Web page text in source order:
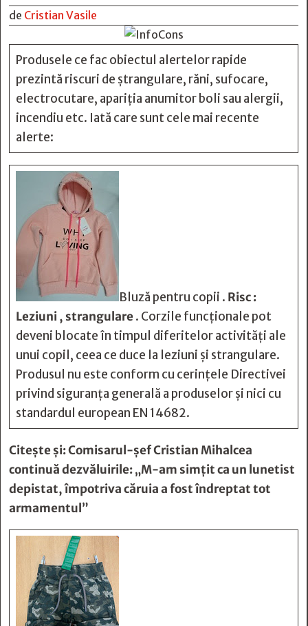
de Cristian Vasile
Produsele ce fac obiectul alertelor rapide
prezintă riscuri de ștrangulare, răni, sufocare,
electrocutare, apariția anumitor boli sau alergii,
incendiu etc. Iată care sunt cele mai recente
alerte:
Bluză pentru copii . Risc :
Leziuni , strangulare . Corzile funcționale pot
deveni blocate în timpul diferitelor activități ale
unui copil, ceea ce duce la leziuni și strangulare.
Produsul nu este conform cu cerințele Directivei
privind siguranța generală a produselor și nici cu
standardul european EN 14682.
Citește și:Comisarul-şef Cristian Mihalcea
continuă dezvăluirile: „M-am simţit ca un lunetist
depistat, împotriva căruia a fost îndreptat tot
armamentul”